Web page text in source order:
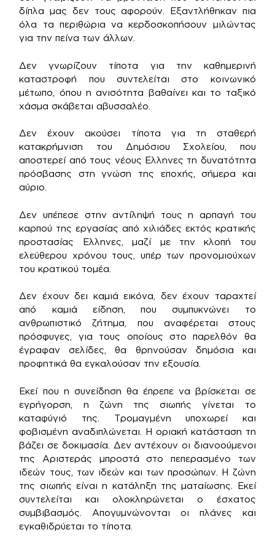
δίπλα μας δεν τους αφορούν. Εξαντλήθηκαν πια
όλα τα περιθώρια να κερδοσκοπήσουν μιλώντας
για την πείνα των άλλων.
Δεν γνωρίζουν τίποτα για την καθημερινή
καταστροφή που συντελείται στο κοινωνικό
μέτωπο, όπου η ανισότητα βαθαίνει και το ταξικό
χάσμα σκάβεται αβυσσαλέο.
Δεν έχουν ακούσει τίποτα για τη σταθερή
κατακρήμνιση του Δημόσιου Σχολείου, που
αποστερεί από τους νέους Ελληνες τη δυνατότητα
πρόσβασης στη γνώση της εποχής, σήμερα και
αύριο.
Δεν υπέπεσε στην αντίληψή τους η αρπαγή του
καρπού της εργασίας από χιλιάδες εκτός κρατικής
προστασίας Ελληνες, μαζί με την κλοπή του
ελεύθερου χρόνου τους, υπέρ των προνομιούχων
του κρατικού τομέα.
Δεν έχουν δει καμιά εικόνα, δεν έχουν ταραχτεί
από καμιά είδηση, που συμπυκνώνει το
ανθρωπιστικό ζήτημα, που αναφέρεται στους
πρόσφυγες, για τους οποίους στο παρελθόν θα
έγραφαν σελίδες, θα θρηνούσαν δημόσια και
προφητικά θα εγκαλούσαν την εξουσία.
Εκεί που η συνείδηση θα έπρεπε να βρίσκεται σε
εγρήγορση, η ζώνη της σιωπής γίνεται το
καταφύγιό της. Τρομαγμένη υποχωρεί και
φοβισμένη αναδιπλώνεται. Η οριακή κατάσταση τη
βάζει σε δοκιμασία. Δεν αντέχουν οι διανοούμενοι
της Αριστεράς μπροστά στο πεπερασμένο των
ιδεών τους, των ιδεών και των προσώπων. Η ζώνη
της σιωπής είναι η κατάληξη της ματαίωσης. Εκεί
συντελείται και ολοκληρώνεται ο έσχατος
συμβιβασμός. Απογυμνώνονται οι πλάνες και
εγκαθιδρύεται το τίποτα.